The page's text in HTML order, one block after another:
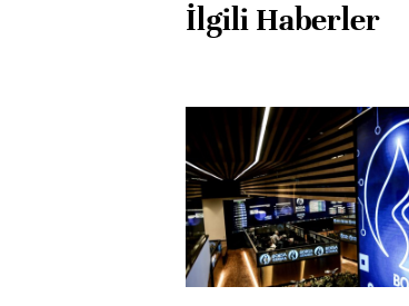
İlgili Haberler